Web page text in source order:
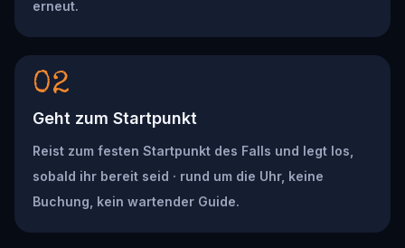
erneut.
02
Geht zum Startpunkt
Reist zum festen Startpunkt des Falls und legt los,
sobald ihr bereit seid · rund um die Uhr, keine
Buchung, kein wartender Guide.